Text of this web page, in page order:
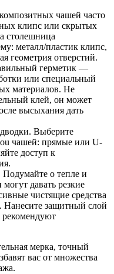
чашей часто
клипс или скрытых
столешница
металл/пластик клипс,
геометрия отверстий.
герметик —
или специальный
материалов. Не
клей, он может
высыхания дать
Выберите
чашей: прямые или U-
доступ к
Подумайте о тепле и
давать резкие
чистящие средства
Нанесите защитный слой
рекомендуют
мерка, точный
вас от множества